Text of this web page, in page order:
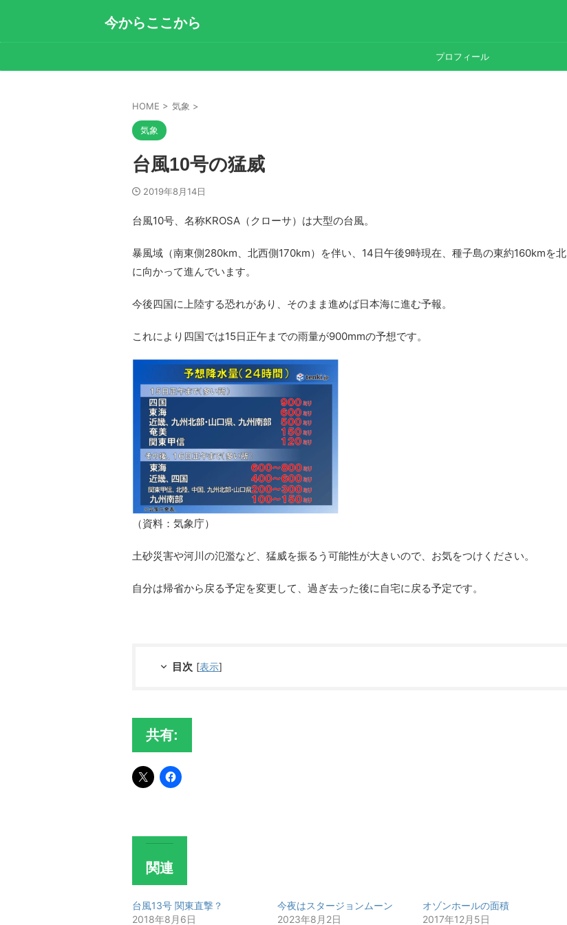
今からここから
プロフィール
HOME > 気象 >
気象
台風10号の猛威
2019年8月14日
台風10号、名称KROSA（クローサ）は大型の台風。
暴風域（南東側280km、北西側170km）を伴い、14日午後9時現在、種子島の東約160kmを北
に向かって進んでいます。
今後四国に上陸する恐れがあり、そのまま進めば日本海に進む予報。
これにより四国では15日正午までの雨量が900mmの予想です。
（資料：気象庁）
土砂災害や河川の氾濫など、猛威を振るう可能性が大きいので、お気をつけください。
自分は帰省から戻る予定を変更して、過ぎ去った後に自宅に戻る予定です。
目次 [表示]
共有:
関連
台風13号 関東直撃？
2018年8月6日
今夜はスタージョンムーン
2023年8月2日
オゾンホールの面積
2017年12月5日